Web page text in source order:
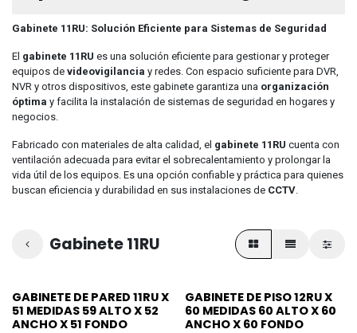
Gabinete 11RU: Solución Eficiente para Sistemas de Seguridad
El gabinete 11RU es una solución eficiente para gestionar y proteger
equipos de videovigilancia y redes. Con espacio suficiente para DVR,
NVR y otros dispositivos, este gabinete garantiza una organización
óptima y facilita la instalación de sistemas de seguridad en hogares y
negocios.
Fabricado con materiales de alta calidad, el gabinete 11RU cuenta con
ventilación adecuada para evitar el sobrecalentamiento y prolongar la
vida útil de los equipos. Es una opción confiable y práctica para quienes
buscan eficiencia y durabilidad en sus instalaciones de CCTV
Gabinete 11RU
GABINETE DE PARED 11RU X
51 MEDIDAS 59 ALTO X 52
ANCHO X 51 FONDO
GABINETE DE PISO 12RU X
60 MEDIDAS 60 ALTO X 60
ANCHO X 60 FONDO